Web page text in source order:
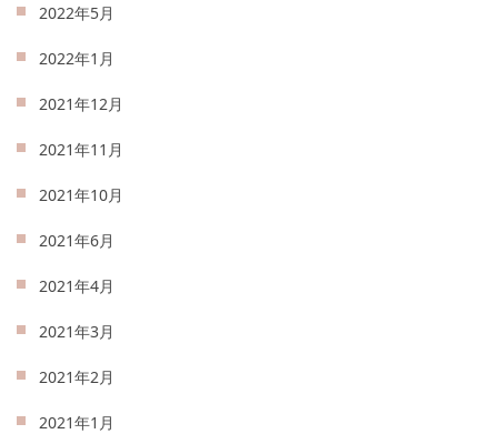
2022年5月
2022年1月
2021年12月
2021年11月
2021年10月
2021年6月
2021年4月
2021年3月
2021年2月
2021年1月